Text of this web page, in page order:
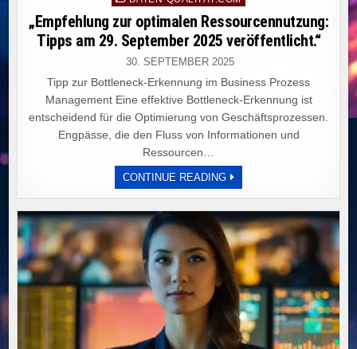
„Empfehlung zur optimalen Ressourcennutzung:
Tipps am 29. September 2025 veröffentlicht.“
30. SEPTEMBER 2025
Tipp zur Bottleneck-Erkennung im Business Prozess
Management Eine effektive Bottleneck-Erkennung ist
entscheidend für die Optimierung von Geschäftsprozessen.
Engpässe, die den Fluss von Informationen und
Ressourcen…
CONTINUE READING„EMPFEHLUNG
ZUR
OPTIMALEN
TIPPS
AM
29.
SEPTEMBER
2025
VERÖFFENTLICHT.“